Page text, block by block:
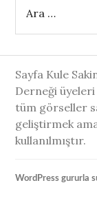
Sayfa Kule
Derneği üyeleri
tüm görseller
geliştirmek
kullanılmıştır.
WordPress gururla